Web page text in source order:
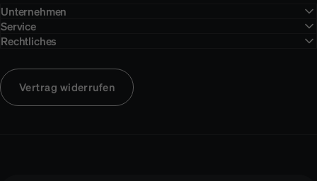
Unternehmen
Service
Rechtliches
Vertrag widerrufen